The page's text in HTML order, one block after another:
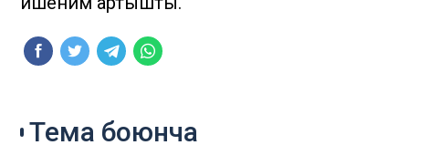
Тема боюнча